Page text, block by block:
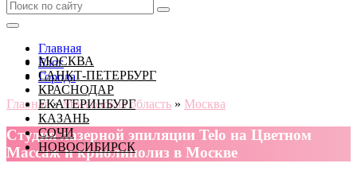
МОСКВА
САНКТ-ПЕТЕРБУРГ
КРАСНОДАР
ЕКАТЕРИНБУРГ
КАЗАНЬ
СОЧИ
НОВОСИБИРСК
Главная
Блог
Города
Главная » Московская область » Москва
Cтудия лазерной эпиляции Telo на Цветном
Массаж и криолиполиз в Москве